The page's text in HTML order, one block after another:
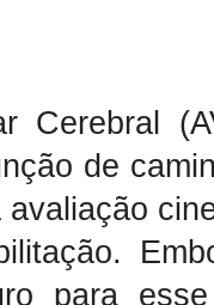
Cerebral
de
para